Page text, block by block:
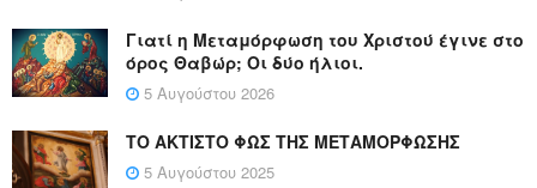
Γιατί η Μεταμόρφωση του Χριστού έγινε στο
όρος Θαβώρ; Οι δύο ήλιοι.
5 Αυγούστου 2026
ΤΟ ΑΚΤΙΣΤΟ ΦΩΣ ΤΗΣ ΜΕΤΑΜΟΡΦΩΣΗΣ
5 Αυγούστου 2025